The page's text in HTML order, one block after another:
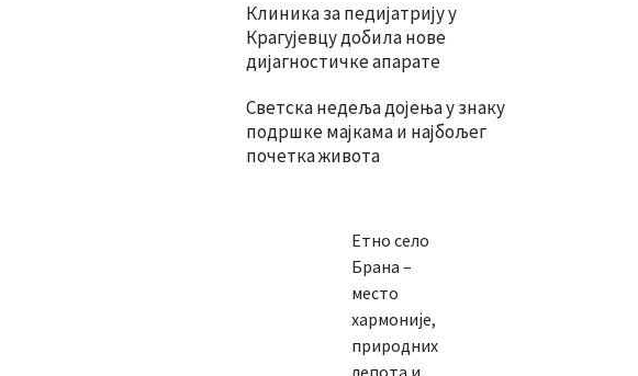
Клиника за педијатрију у
Крагујевцу добила нове
дијагностичке апарате
Светска недеља дојења у знаку
подршке мајкама и најбољег
почетка живота
Етно село
Брана –
место
хармоније,
природних
лепота и